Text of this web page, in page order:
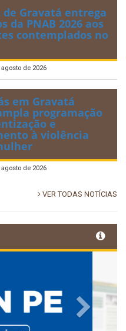
Gravatá entrega
da PNAB 2026 aos
contemplados no
de 2026
em Gravatá
programação
e
à violência
de 2026
VER TODAS NOTÍCIAS
Next